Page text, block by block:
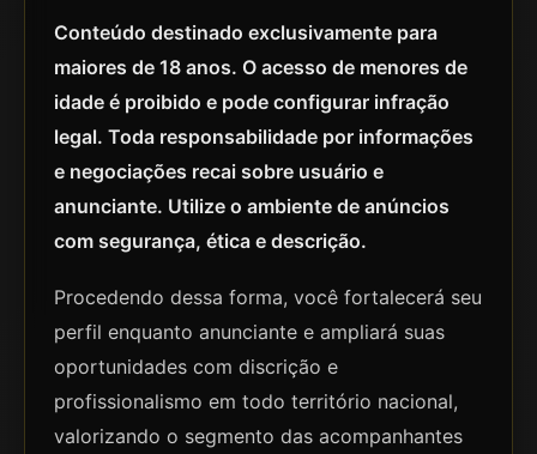
Conteúdo destinado exclusivamente para
maiores de 18 anos. O acesso de menores de
idade é proibido e pode configurar infração
legal. Toda responsabilidade por informações
e negociações recai sobre usuário e
anunciante. Utilize o ambiente de anúncios
com segurança, ética e descrição.
Procedendo dessa forma, você fortalecerá seu
perfil enquanto anunciante e ampliará suas
oportunidades com discrição e
profissionalismo em todo território nacional,
valorizando o segmento das acompanhantes